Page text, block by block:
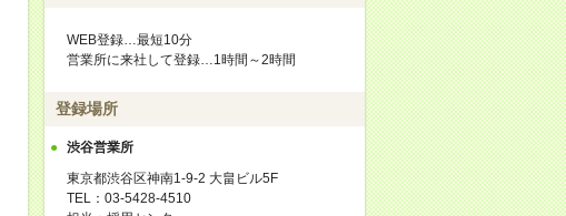
WEB登録…最短10分
営業所に来社して登録…1時間～2時間
登録場所
渋谷営業所
東京都渋谷区神南1-9-2 大畠ビル5F
TEL：03-5428-4510